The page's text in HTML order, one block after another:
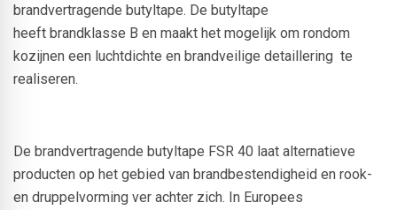
brandvertragende butyltape. De butyltape
heeft brandklasse B en maakt het mogelijk om rondom
kozijnen een luchtdichte en brandveilige detaillering te
realiseren.
De brandvertragende butyltape FSR 40 laat alternatieve
producten op het gebied van brandbestendigheid en rook-
en druppelvorming ver achter zich. In Europees